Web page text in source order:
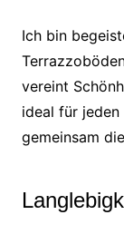
Ich bin
vereint
ideal für
gemeinsam